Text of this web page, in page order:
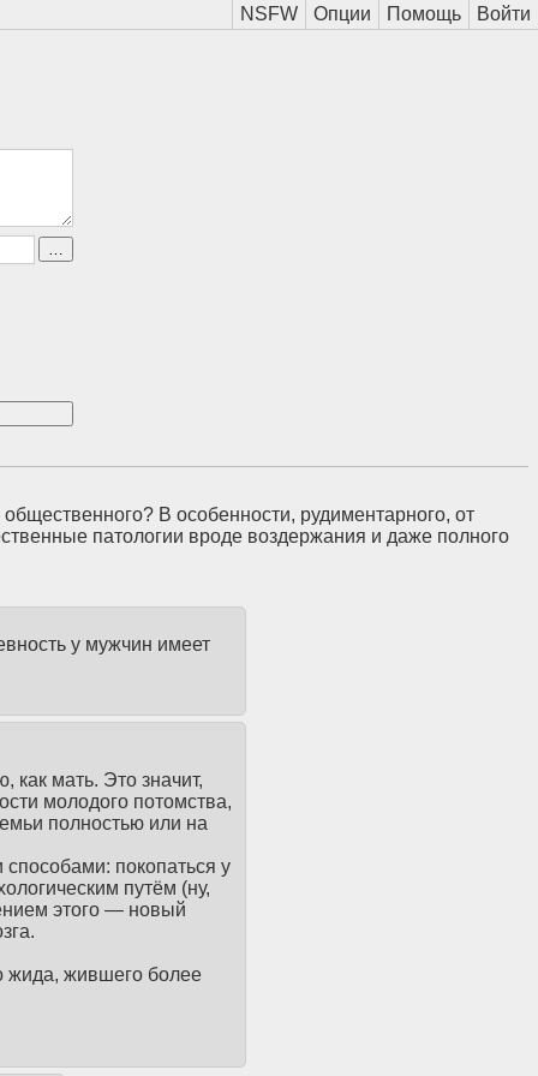
В особенности, рудиментарного, от
патологии вроде воздержания и даже полного
у мужчин имеет
мать. Это значит,
молодого потомства,
полностью или на
покопаться у
путём (ну,
этого — новый
жида, жившего более